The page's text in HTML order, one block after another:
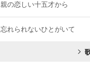
親の恋しい十五才から
忘れられないひとがいて